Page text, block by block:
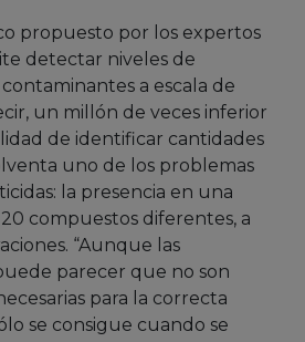
propuesto por los expertos
detectar niveles de
a escala de
un millón de veces inferior
de identificar cantidades
uno de los problemas
la presencia en una
compuestos diferentes, a
“Aunque las
parecer que no son
para la correcta
se consigue cuando se